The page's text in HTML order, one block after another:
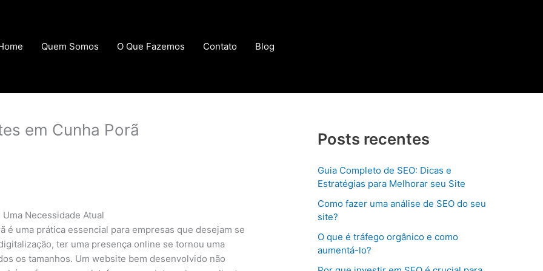
Quem Somos O Que Fazemos Contato Blog
em Cunha Porã
Necessidade Atual
é uma prática essencial para empresas que desejam se
ter uma presença online se tornou uma
os tamanhos. Um website bem desenvolvido não
Posts recentes
Guia Completo de SEO: Dicas e
Estratégias para Melhorar seu Site
Como fazer uma análise de SEO do seu
site?
O que é tráfego orgânico e como
aumentá-lo?